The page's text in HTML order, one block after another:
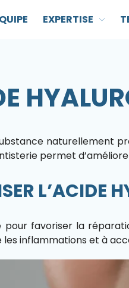
EXPERTISE
naturellement
permet
L’ACIDE
pour favoriser la
inflammations et à